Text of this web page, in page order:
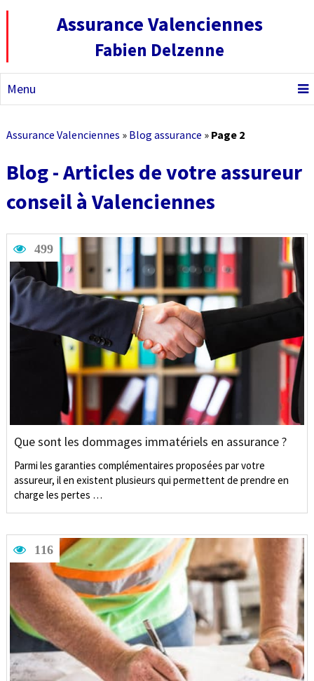
Assurance Valenciennes
Fabien Delzenne
Menu
Assurance Valenciennes » Blog assurance » Page 2
Blog - Articles de votre assureur
conseil à Valenciennes
499
Que sont les dommages immatériels en assurance ?
Parmi les garanties complémentaires proposées par votre
assureur, il en existent plusieurs qui permettent de prendre en
charge les pertes …
116